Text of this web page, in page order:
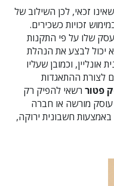
זכאי, לכן השילוב של
זכויות כשכירים.
שלו על פי התקנות
יכול לבצע את הנהלת
וכמובן שעליו
לצורת ההתאגדות
פטור רשאי להפיק רק
מורשה או חברה
חשבונית ירוקה,